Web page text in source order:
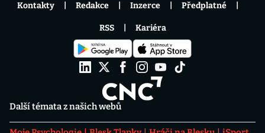
Další témata z našich webů
Kontakty Redakce Inzerce Předplatné
RSS Kariéra